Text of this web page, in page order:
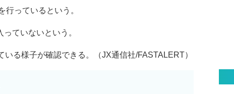
行っているという。
ていないという。
る様子が確認できる。（JX通信社/FASTALERT）